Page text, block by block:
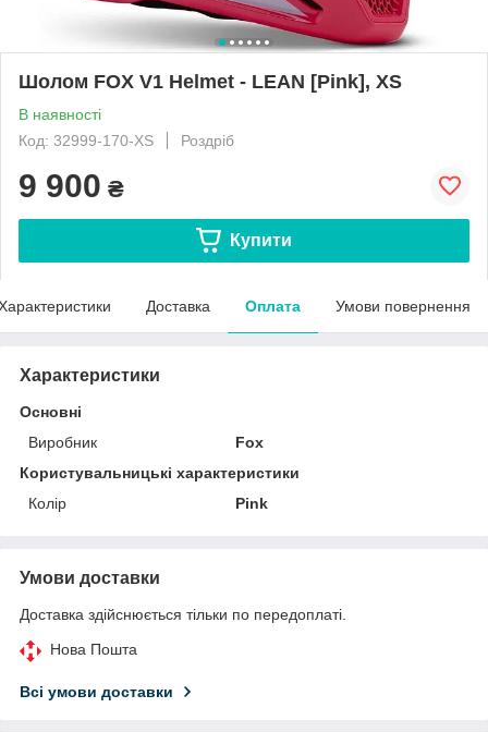
Шолом FOX V1 Helmet - LEAN [Pink], XS
В наявності
Код: 32999-170-XS
Роздріб
9 900 ₴
Купити
Доставка Оплата Умови повернення
Характеристики
Основні
Виробник
Fox
Користувальницькі характеристики
Колір
Pink
Умови доставки
Доставка здійснюється тільки по передоплаті.
Нова Пошта
Всі умови доставки